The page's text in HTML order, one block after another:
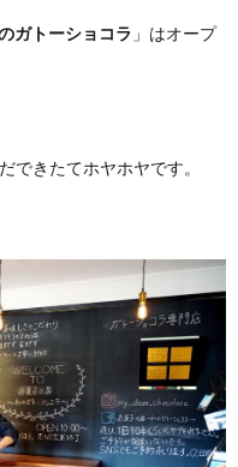
ガトーショコラ 」はオープ
できたてホヤホヤです。